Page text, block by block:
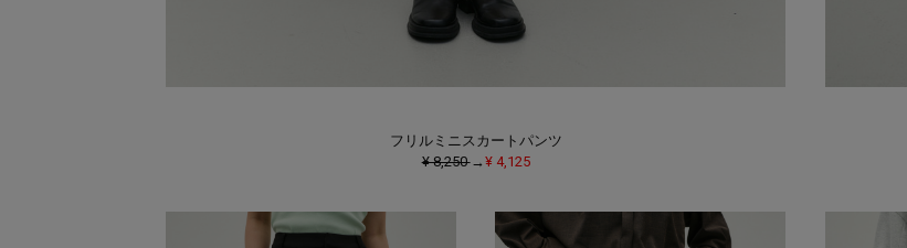
フリルミニスカートパンツ
¥ 8,250→ ¥ 4,125